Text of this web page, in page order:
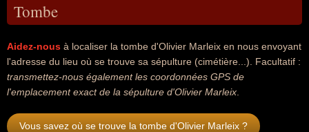
Tombe
Aidez-nous à localiser la tombe d'Olivier Marleix en nous envoyant
l'adresse du lieu où se trouve sa sépulture (cimétière...). Facultatif :
transmettez-nous également les coordonnées GPS de
l'emplacement exact de la sépulture d'Olivier Marleix
Vous savez où se trouve la tombe d'Olivier Marleix ?